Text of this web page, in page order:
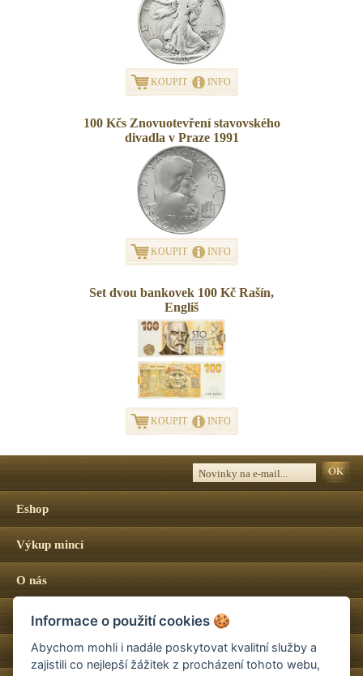
KOUPIT INFO
100 Kčs Znovuotevření stavovského
divadla v Praze 1991
KOUPIT INFO
Set dvou bankovek 100 Kč Rašín,
Engliš
KOUPIT INFO
Eshop
Výkup mincí
O nás
Certifikace mincí NGC
Jak nakupovat
Informace o použití cookies 🍪
Abychom mohli i nadále poskytovat kvalitní služby a
zajistili co nejlepší žážitek z procházení tohoto webu,